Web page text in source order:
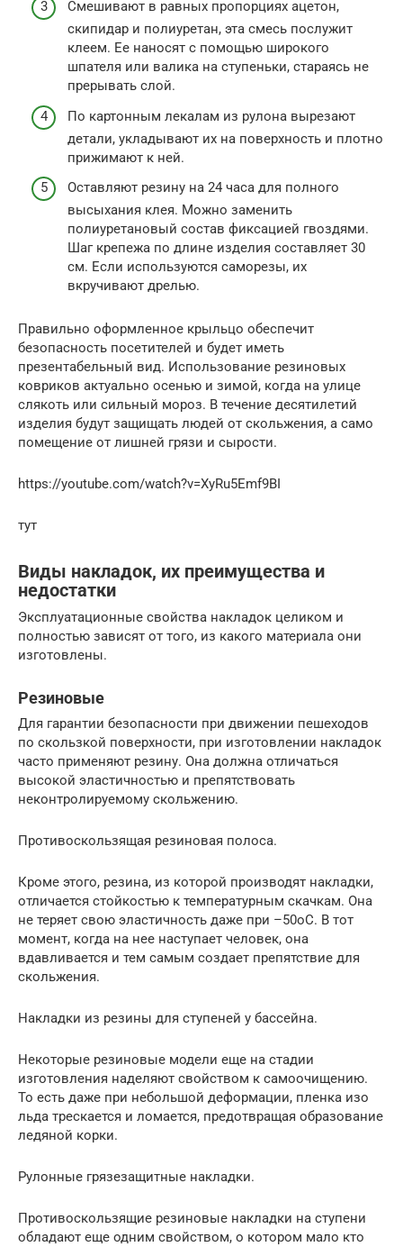
Смешивают в равных пропорциях ацетон,
скипидар и полиуретан, эта смесь послужит
клеем. Ее наносят с помощью широкого
шпателя или валика на ступеньки, стараясь не
прерывать слой.
По картонным лекалам из рулона вырезают
детали, укладывают их на поверхность и плотно
прижимают к ней.
Оставляют резину на 24 часа для полного
высыхания клея. Можно заменить
полиуретановый состав фиксацией гвоздями.
Шаг крепежа по длине изделия составляет 30
см. Если используются саморезы, их
вкручивают дрелью.
Правильно оформленное крыльцо обеспечит
безопасность посетителей и будет иметь
презентабельный вид. Использование резиновых
ковриков актуально осенью и зимой, когда на улице
слякоть или сильный мороз. В течение десятилетий
изделия будут защищать людей от скольжения, а само
помещение от лишней грязи и сырости.
https://youtube.com/watch?v=XyRu5Emf9BI
тут
Виды накладок, их преимущества и
недостатки
Эксплуатационные свойства накладок целиком и
полностью зависят от того, из какого материала они
изготовлены.
Резиновые
Для гарантии безопасности при движении пешеходов
по скользкой поверхности, при изготовлении накладок
часто применяют резину. Она должна отличаться
высокой эластичностью и препятствовать
неконтролируемому скольжению.
Противоскользящая резиновая полоса.
Кроме этого, резина, из которой производят накладки,
отличается стойкостью к температурным скачкам. Она
не теряет свою эластичность даже при –50oC. В тот
момент, когда на нее наступает человек, она
вдавливается и тем самым создает препятствие для
скольжения.
Накладки из резины для ступеней у бассейна.
Некоторые резиновые модели еще на стадии
изготовления наделяют свойством к самоочищению.
То есть даже при небольшой деформации, пленка изо
льда трескается и ломается, предотвращая образование
ледяной корки.
Рулонные грязезащитные накладки.
Противоскользящие резиновые накладки на ступени
обладают еще одним свойством, о котором мало кто